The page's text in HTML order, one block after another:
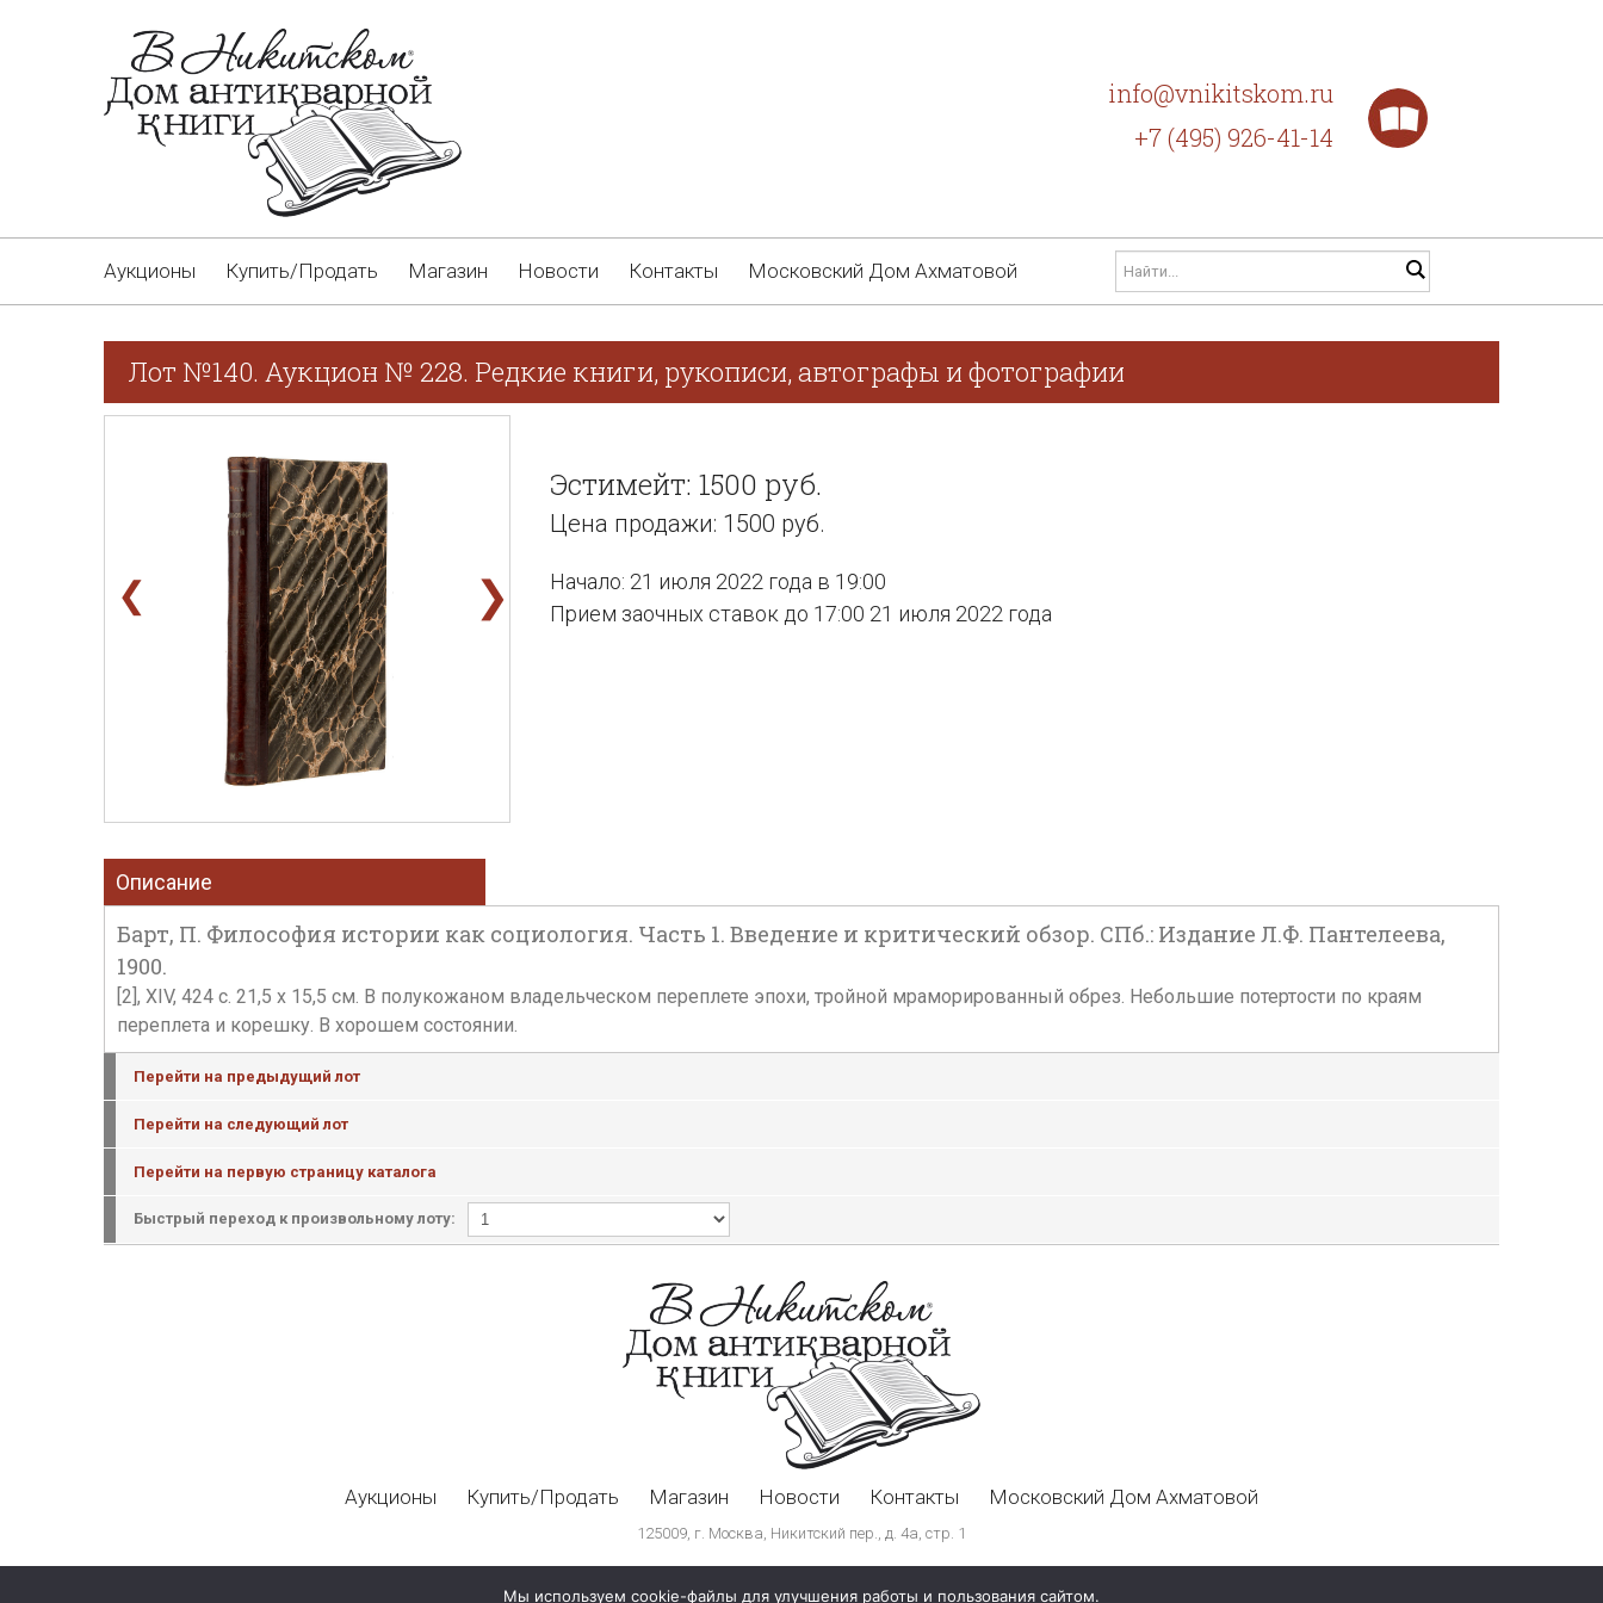
info@vnikitskom.ru
+7 (495) 926-41-14
Аукционы Купить/Продать Магазин Новости Контакты Московский Дом Ахматовой
Лот №140. Аукцион № 228. Редкие книги, рукописи, автографы и фотографии
❮ ❯
Эстимейт: 1500 руб.
Цена продажи: 1500 руб.
Начало: 21 июля 2022 года в 19:00
Прием заочных ставок до 17:00 21 июля 2022 года
Описание
Барт, П. Философия истории как социология. Часть 1. Введение и критический обзор. СПб.: Издание Л.Ф. Пантелеева,
1900.
[2], XIV, 424 с. 21,5 х 15,5 см. В полукожаном владельческом переплете эпохи, тройной мраморированный обрез. Небольшие потертости по краям
переплета и корешку. В хорошем состоянии.
Перейти на предыдущий лот
Перейти на следующий лот
Перейти на первую страницу каталога
Быстрый переход к произвольному лоту:
Аукционы Купить/Продать Магазин Новости Контакты Московский Дом Ахматовой
125009, г. Москва, Никитский пер., д. 4а, стр. 1
Мы используем cookie-файлы для улучшения работы и пользования сайтом.